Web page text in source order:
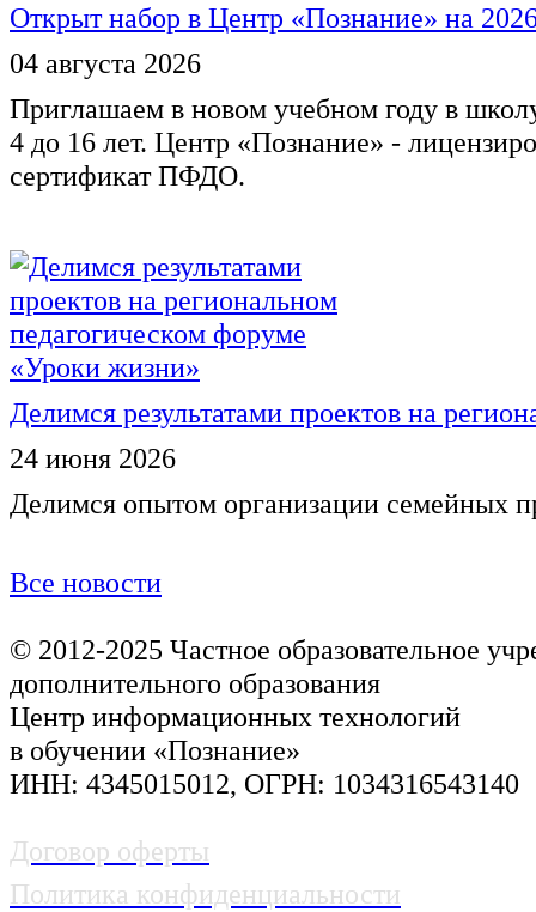
Открыт набор в Центр «Познание» на
04 августа 2026
Приглашаем в новом учебном году в
4 до 16 лет. Центр «Познание» -
сертификат ПФДО.
Делимся результатами проектов на
24 июня 2026
Делимся опытом организации семейных
Все новости
© 2012-2025 Частное образовательное
дополнительного образования
Центр информационных технологий
в обучении «Познание»
ИНН: 4345015012, ОГРН: 1034316543140
Договор оферты
Политика конфиденциальности